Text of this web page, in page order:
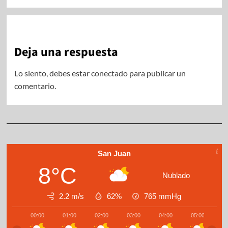
Deja una respuesta
Lo siento, debes estarconectadopara publicar un
comentario.
San Juan
8°C Nublado
2.2 m/s 62% 765 mmHg
00:00 01:00 02:00 03:00 04:00 05:00